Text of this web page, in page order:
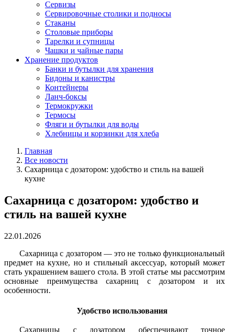
Сервизы
Сервировочные столики и подносы
Стаканы
Столовые приборы
Тарелки и супницы
Чашки и чайные пары
Хранение продуктов
Банки и бутылки для хранения
Бидоны и канистры
Контейнеры
Ланч-боксы
Термокружки
Термосы
Фляги и бутылки для воды
Хлебницы и корзинки для хлеба
Главная
Все новости
Сахарница с дозатором: удобство и стиль на вашей
кухне
Сахарница с дозатором: удобство и
стиль на вашей кухне
22.01.2026
Сахарница с дозатором — это не только функциональный
предмет на кухне, но и стильный аксессуар, который может
стать украшением вашего стола. В этой статье мы рассмотрим
основные преимущества сахарниц с дозатором и их
особенности.
Удобство использования
Сахарницы с дозатором обеспечивают точное